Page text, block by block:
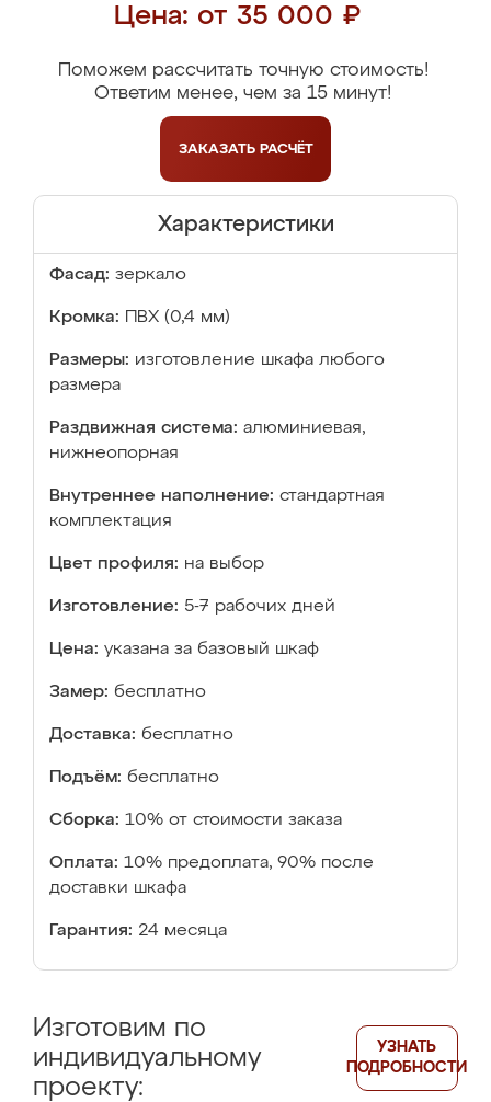
Цена: от 35 000 ₽
Поможем рассчитать точную стоимость!
Ответим менее, чем за 15 минут!
ЗАКАЗАТЬ РАСЧЁТ
Характеристики
Фасад: зеркало
Кромка: ПВХ (0,4 мм)
Размеры: изготовление шкафа любого
размера
Раздвижная система: алюминиевая,
нижнеопорная
Внутреннее наполнение: стандартная
комплектация
Цвет профиля: на выбор
Изготовление: 5-7 рабочих дней
Цена: указана за базовый шкаф
Замер: бесплатно
Доставка: бесплатно
Подъём: бесплатно
Сборка: 10% от стоимости заказа
Оплата: 10% предоплата, 90% после
доставки шкафа
Гарантия: 24 месяца
Изготовим по
индивидуальному
проекту:
УЗНАТЬ
ПОДРОБНОСТИ